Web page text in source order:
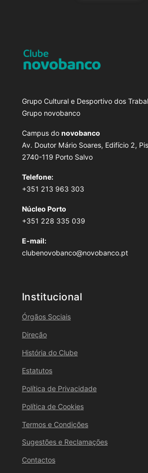
Grupo Cultural e Desportivo dos
Grupo novobanco
Campus do novobanco
Av. Doutor Mário Soares, Edifício 2,
2740-119 Porto Salvo
Telefone:
+351 213 963 303
Núcleo Porto
+351 228 335 039
E-mail:
clubenovobanco@novobanco.pt
Institucional
Órgãos Sociais
Direção
História do Clube
Estatutos
Política de Privacidade
Política de Cookies
Termos e Condições
Sugestões e Reclamações
Contactos